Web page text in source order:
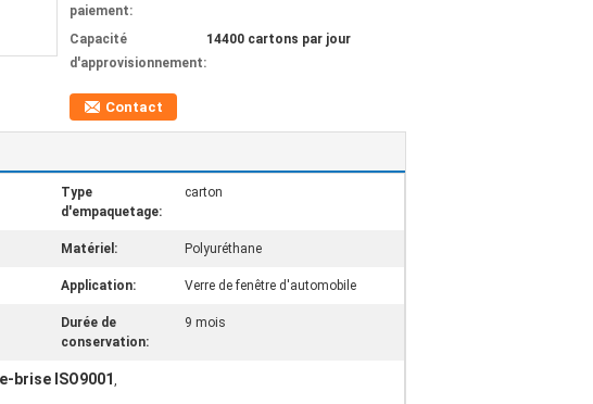
paiement:
Capacité
d'approvisionnement:
14400 cartons par jour
Contact
Type
d'empaquetage:
carton
Matériel: Polyuréthane
Application: Verre de fenêtre d'automobile
Durée de
conservation:
9 mois
brise ISO9001 ,